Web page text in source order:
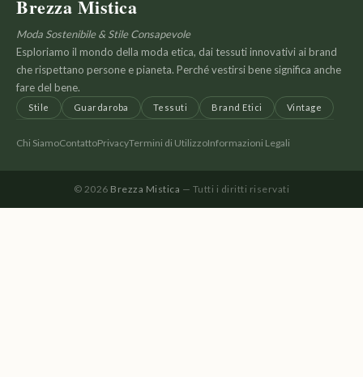
Brezza Mistica
Moda Sostenibile & Stile Consapevole
Esploriamo il mondo della moda etica, dai tessuti innovativi ai brand
che rispettano persone e pianeta. Perché vestirsi bene significa anche
fare del bene.
Stile Guardaroba Tessuti Brand Etici Vintage
Chi SiamoContattoPrivacyTermini di UtilizzoInformazioni Legali
© 2026 Brezza Mistica — Tutti i diritti riservati